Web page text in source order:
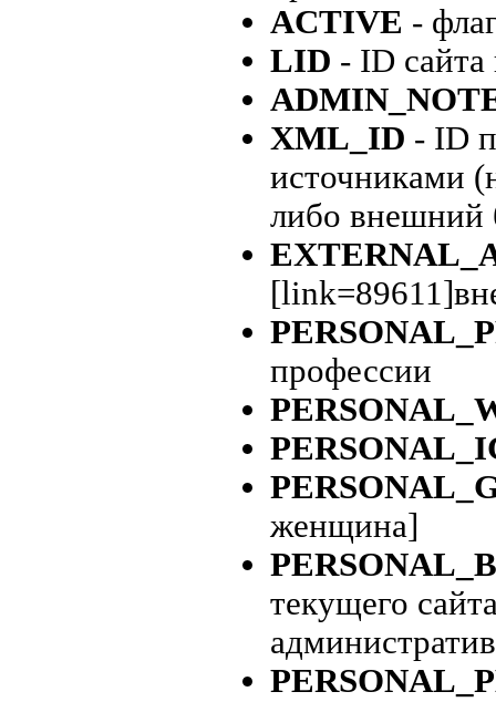
ACTIVE -
LID - ID
XML_ID - ID
источниками
либо внешний
профессии
женщина]
текущего